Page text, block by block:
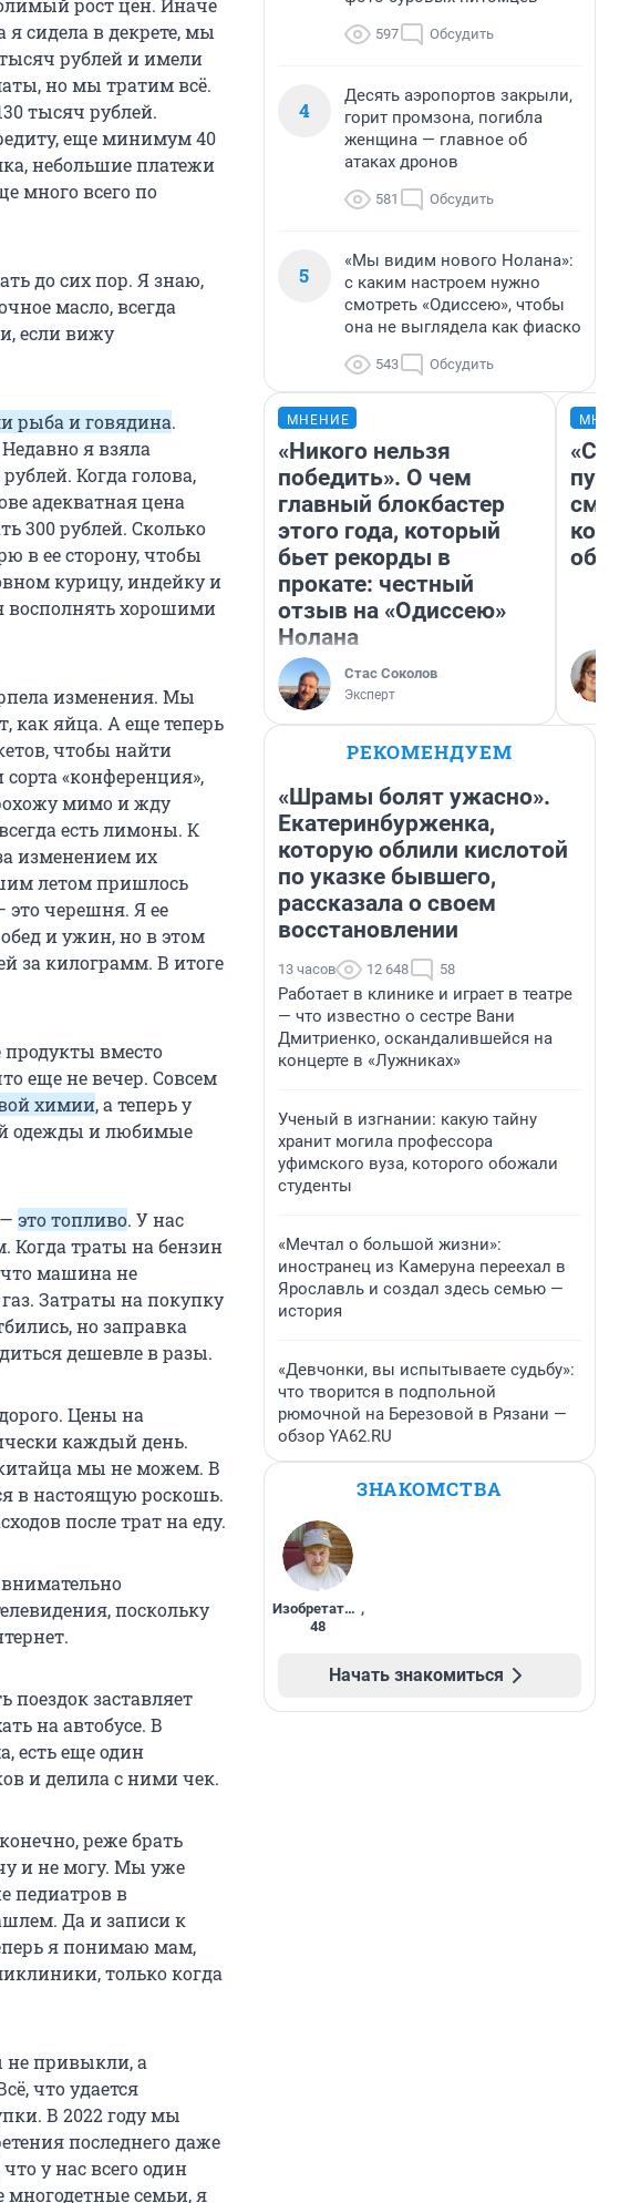
рост цен. Иначе
сидела в декрете, мы
рублей и имели
но мы тратим всё.
тысяч рублей.
еще минимум 40
небольшие платежи
много всего по
до сих пор. Я знаю,
масло, всегда
если вижу
рыба и говядина.
я взяла
Когда голова,
адекватная цена
300 рублей. Сколько
в ее сторону, чтобы
курицу, индейку и
восполнять хорошими
изменения. Мы
как яйца. А еще теперь
чтобы найти
«конференция»,
мимо и жду
есть лимоны. К
изменением их
летом пришлось
это черешня. Я ее
и ужин, но в этом
за килограмм. В итоге
вместо
еще не вечер. Совсем
химии, а теперь у
одежды и любимые
это топливо. У нас
Когда траты на бензин
что машина не
Затраты на покупку
но заправка
дешевле в разы.
Цены на
каждый день.
китайца мы не можем. В
в настоящую роскошь.
после трат на еду.
поскольку
поездок заставляет
на автобусе. В
есть еще один
и делила с ними чек.
реже брать
и не могу. Мы уже
педиатров в
Да и записи к
я понимаю мам,
только когда
не привыкли, а
что удается
В 2022 году мы
последнего даже
у нас всего один
многодетные семьи, я
597 Обсудить
4
Десять аэропортов закрыли,
горит промзона, погибла
женщина — главное об
атаках дронов
581 Обсудить
5
«Мы видим нового Нолана»:
с каким настроем нужно
смотреть «Одиссею», чтобы
она не выглядела как фиаско
543 Обсудить
МНЕНИЕ
«Никого нельзя
победить». О чем
главный блокбастер
этого года, который
бьет рекорды в
прокате: честный
отзыв на «Одиссею»
Нолана
Стас Соколов
Эксперт
РЕКОМЕНДУЕМ
«Шрамы болят ужасно».
Екатеринбурженка,
которую облили кислотой
по указке бывшего,
рассказала о своем
восстановлении
13 часов 12 648 58
Работает в клинике и играет в театре
— что известно о сестре Вани
Дмитриенко, оскандалившейся на
концерте в «Лужниках»
Ученый в изгнании: какую тайну
хранит могила профессора
уфимского вуза, которого обожали
студенты
«Мечтал о большой жизни»:
иностранец из Камеруна переехал в
Ярославль и создал здесь семью —
история
«Девчонки, вы испытываете судьбу»:
что творится в подпольной
рюмочной на Березовой в Рязани —
обзор YA62.RU
ЗНАКОМСТВА
Изобретатель ,
48
Начать знакомиться